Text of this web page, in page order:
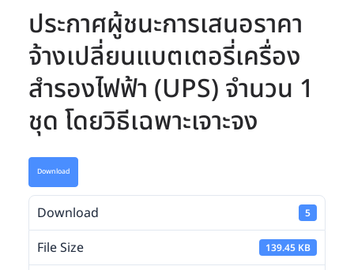
ประกาศผู้ชนะการเสนอราคา
จ้างเปลี่ยนแบตเตอรี่เครื่อง
สำรองไฟฟ้า (UPS) จำนวน 1
ชุด โดยวิธีเฉพาะเจาะจง
Download
Download 5
File Size 139.45 KB